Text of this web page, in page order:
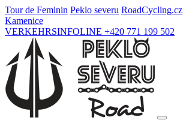
Tour de Feminin Peklo severu RoadCycling.cz
Kamenice
VERKEHRSINFOLINE +420 771 199 502